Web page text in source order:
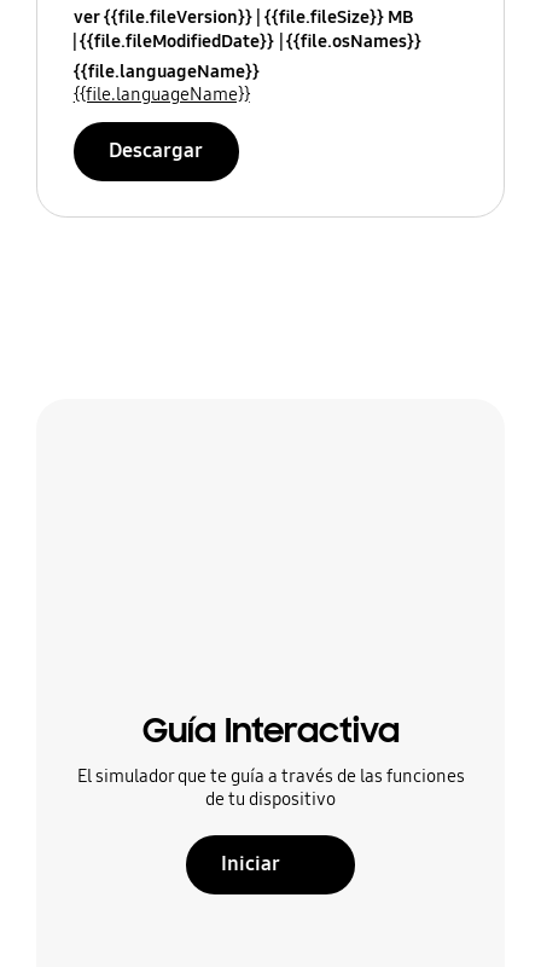
ver {{file.fileVersion}} {{file.fileSize}} MB
{{file.fileModifiedDate}} {{file.osNames}}
{{file.languageName}}
{{file.languageName}}
Descargar
Guía Interactiva
El simulador que te guía a través de las funciones
de tu dispositivo
Iniciar